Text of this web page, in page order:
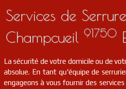
serrurier 91 Saint-vrain FR
Oncy-sur-école
serrurier 91 Montlhéry FR 91310
Services de
Champcueil 91750
La sécurité de votre domicile ou de
absolue. En tant qu'équipe de
engageons à vous fournir des